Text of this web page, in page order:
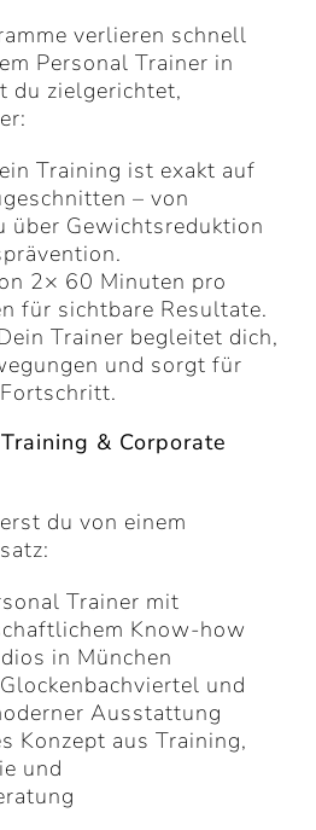
verlieren schnell
Personal Trainer in
du zielgerichtet,
Training ist exakt auf
– von
über Gewichtsreduktion
2× 60 Minuten pro
für sichtbare Resultate.
Trainer begleitet dich,
und sorgt für
& Corporate
du von einem
Trainer mit
Know-how
in München
und
Ausstattung
Konzept aus Training,
und